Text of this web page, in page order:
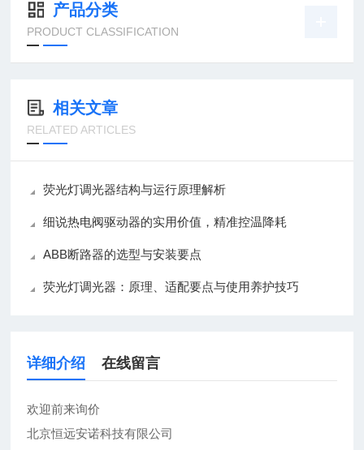
产品分类
PRODUCT CLASSIFICATION
相关文章
RELATED ARTICLES
荧光灯调光器结构与运行原理解析
细说热电阀驱动器的实用价值，精准控温降耗
ABB断路器的选型与安装要点
荧光灯调光器：原理、适配要点与使用养护技巧
详细介绍 在线留言
欢迎前来询价
北京恒远安诺科技有限公司